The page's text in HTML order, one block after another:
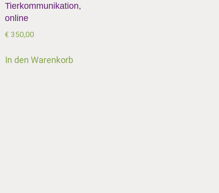
Tierkommunikation,
online
€ 350,00
In den Warenkorb